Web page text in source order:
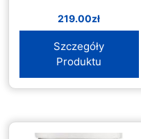
219.00zł
Szczegóły
Produktu